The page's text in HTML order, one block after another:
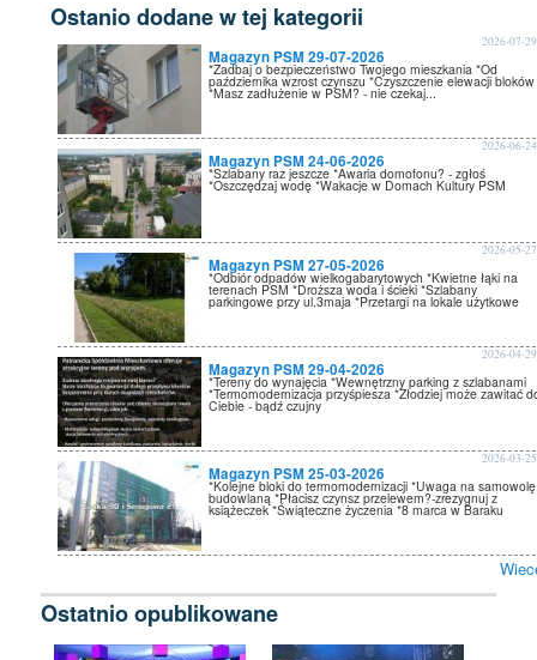
Ostanio dodane w tej kategorii
Magazyn PSM 29-07-2026
2026-07-29
*Zadbaj o bezpieczeństwo Twojego mieszkania *Od
października wzrost czynszu *Czyszczenie elewacji bloków
*Masz zadłużenie w PSM? - nie czekaj...
Magazyn PSM 24-06-2026
2026-06-24
*Szlabany raz jeszcze *Awaria domofonu? - zgłoś
*Oszczędzaj wodę *Wakacje w Domach Kultury PSM
Magazyn PSM 27-05-2026
2026-05-27
*Odbiór odpadów wielkogabarytowych *Kwietne łąki na
terenach PSM *Droższa woda i ścieki *Szlabany
parkingowe przy ul.3maja *Przetargi na lokale użytkowe
Magazyn PSM 29-04-2026
2026-04-29
*Tereny do wynajęcia *Wewnętrzny parking z szlabanami
*Termomodernizacja przyśpiesza *Złodziej może zawitać
Ciebie - bądź czujny
Magazyn PSM 25-03-2026
2026-03-25
*Kolejne bloki do termomodernizacji *Uwaga na samowolę
budowlaną *Płacisz czynsz przelewem?-zrezygnuj z
książeczek *Świąteczne życzenia *8 marca w Baraku
Ostatnio opublikowane